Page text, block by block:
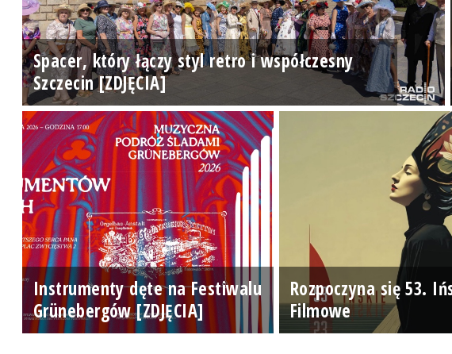
Spacer, który łączy styl retro i współczesny
Szczecin [ZDJĘCIA]
Instrumenty dęte na Festiwalu
Grünebergów [ZDJĘCIA]
Rozpoczyna się 53.
Filmowe